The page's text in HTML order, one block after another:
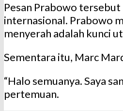
Pesan Prabowo
internasional. Prabowo
menyerah adalah kunci
Sementara itu, Marc
“Halo semuanya. Saya
pertemuan.